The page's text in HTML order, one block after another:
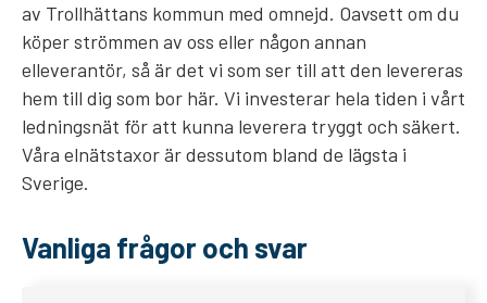
av Trollhättans kommun med omnejd. Oavsett om du
köper strömmen av oss eller någon annan
elleverantör, så är det vi som ser till att den levereras
hem till dig som bor här. Vi investerar hela tiden i vårt
ledningsnät för att kunna leverera tryggt och säkert.
Våra elnätstaxor är dessutom bland de lägsta i
Sverige.
Vanliga frågor och svar